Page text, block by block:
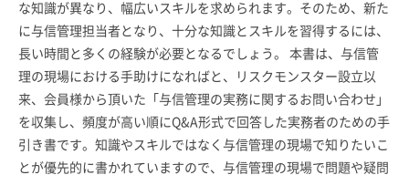
な知識が異なり、幅広いスキルを求められます。そのため、新た
に与信管理担当者となり、十分な知識とスキルを習得するには、
長い時間と多くの経験が必要となるでしょう。 本書は、与信管
理の現場における手助けになればと、リスクモンスター設立以
来、会員様から頂いた「与信管理の実務に関するお問い合わせ」
を収集し、頻度が高い順にQ&A形式で回答した実務者のための手
引き書です。知識やスキルではなく与信管理の現場で知りたいこ
とが優先的に書かれていますので、与信管理の現場で問題や疑問